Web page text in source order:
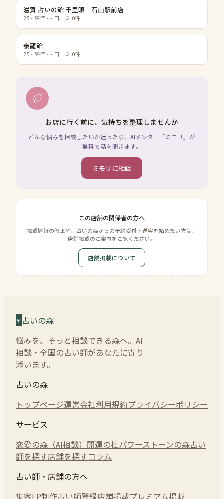
滋賀 占いの館 千里眼 石山駅前店
25 ・評価 - ・口コミ 0件
泰龍館
25 ・評価 - ・口コミ 0件
お店に行く前に、気持ちを整理しませんか
どんな悩みを相談したいか迷ったら、AIメンター「ミモリ」が
無料で話を聞きます。
ミモリに相談
この店舗の関係者の方へ
掲載情報の修正や、占いの森からの予約受付・送客を始めたい方は、
店舗掲載のご案内をご覧ください。
店舗掲載について
占いの森
悩みを、そっと相談できる森へ。AI
相談・全国の占い師があなたに寄り
添います。
占いの森
トップページ運営会社利用規約プライバシーポリシー
サービス
恋愛の森（AI相談） 開運の杜パワーストーンの森占い
師を探す店舗を探すコラム
占い師・店舗の方へ
集客LP制作占い師登録店舗掲載プレミアム掲載